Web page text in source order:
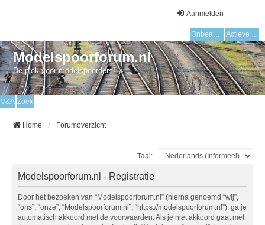
Aanmelden
Onbeantwoorde onderwerpen Actieve onderwerpen
Modelspoorforum.nl
De plek voor modelspoorders!
V&A Zoek
Home Forumoverzicht
Taal:
Modelspoorforum.nl - Registratie
Door het bezoeken van “Modelspoorforum.nl” (hierna genoemd “wij”,
“ons”, “onze”, “Modelspoorforum.nl”, “https://modelspoorforum.nl”), ga je
automatisch akkoord met de voorwaarden. Als je niet akkoord gaat met